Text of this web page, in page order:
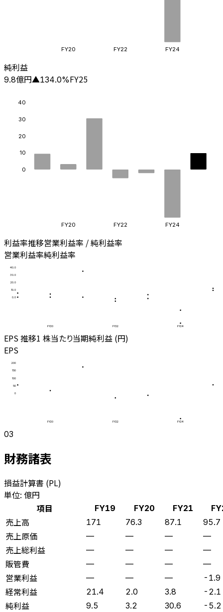
FY20 FY22 FY24
純利益
9.8億円▲134.0%FY25
0
10
20
30
40
FY20 FY22 FY24
利益率推移営業利益率 / 純利益率
営業利益率純利益率
0.0
10.0
20.0
30.0
40.0
FY20 FY22 FY24
EPS 推移1 株当たり当期純利益 (円)
EPS
0
50
100
150
200
FY20 FY22 FY24
03
財務諸表
損益計算書 (PL)
単位: 億円
項目
FY19 FY20 FY21
売上高 171 76.3 87.1 95.7
売上原価 — — — —
売上総利益 — — — —
販管費 — — — —
営業利益 — — — -1.9
経常利益 21.4 2.0 3.8 -2.1
純利益 9.5 3.2 30.6 -5.2